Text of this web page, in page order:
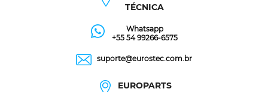
TÉCNICA
Whatsapp
+55 54 99266-6575
suporte@eurostec.com.br
EUROPARTS